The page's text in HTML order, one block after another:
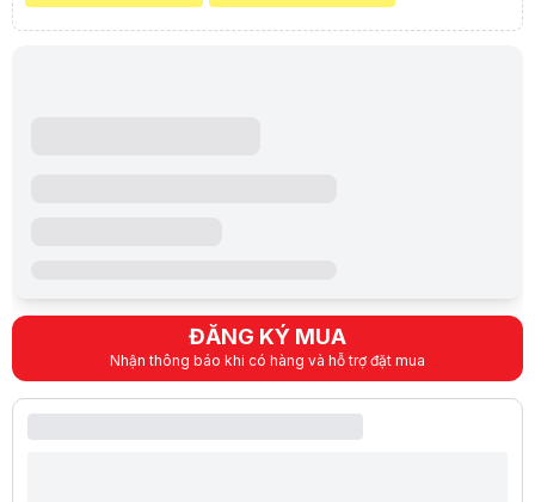
ĐĂNG KÝ MUA
Nhận thông báo khi có hàng và hỗ trợ đặt mua